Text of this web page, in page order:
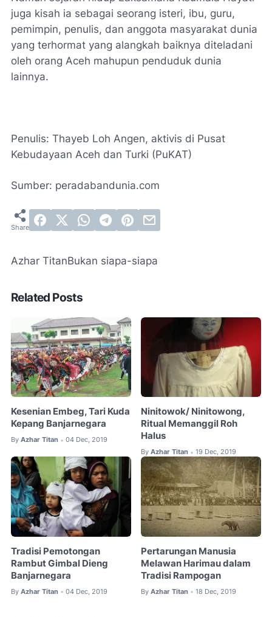
juga kisah ia sebagai seorang isteri, ibu, guru,
pemimpin, penulis, dan anggota masyarakat dunia
yang terhormat yang alangkah baiknya diteladani
oleh orang Aceh mahupun penduduk dunia
lainnya.
Penulis: Thayeb Loh Angen, aktivis di Pusat
Kebudayaan Aceh dan Turki (PuKAT)
Sumber: peradabandunia.com
Azhar TitanBukan siapa-siapa
Related Posts
Kesenian Embeg, Tari Kuda
Kepang Banjarnegara
By Azhar Titan • 04 Dec, 2019
Ninitowok/ Ninitowong,
Ritual Memanggil Roh
Halus
By Azhar Titan • 19 Dec, 2019
Tradisi Pemotongan
Rambut Gimbal Dieng
Banjarnegara
By Azhar Titan • 04 Dec, 2019
Pertarungan Manusia
Melawan Harimau dalam
Tradisi Rampogan
By Azhar Titan • 18 Dec, 2019